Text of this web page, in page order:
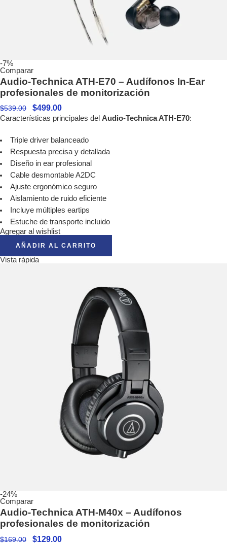
-7%
Comparar
Audio-Technica ATH-E70 – Audífonos In-Ear
profesionales de monitorización
$539.00 $499.00
Características principales del Audio-Technica ATH-E70:
Triple driver balanceado
Respuesta precisa y detallada
Diseño in ear profesional
Cable desmontable A2DC
Ajuste ergonómico seguro
Aislamiento de ruido eficiente
Incluye múltiples eartips
Estuche de transporte incluido
Agregar al wishlist
AÑADIR AL CARRITO
Vista rápida
-24%
Comparar
Audio-Technica ATH-M40x – Audífonos
profesionales de monitorización
$169.00 $129.00